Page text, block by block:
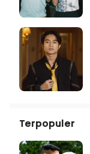
Terpopuler